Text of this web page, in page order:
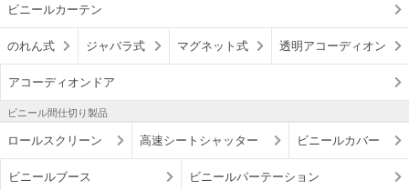
ビニールカーテン
のれん式 ジャバラ式 マグネット式 透明アコーディオン
アコーディオンドア
ビニール間仕切り製品
ロールスクリーン 高速シートシャッター ビニールカバー
ビニールブース ビニールパーテーション